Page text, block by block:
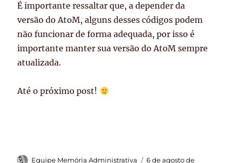
É importante ressaltar que, a depender da
versão do AtoM, alguns desses códigos podem
não funcionar de forma adequada, por isso é
importante manter sua versão do AtoM sempre
atualizada.
Até o próximo post!
Autor
Equipe Memória Administrativa
Publicado
6 de agosto de